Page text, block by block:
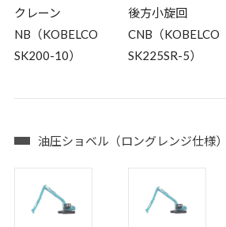
クレーン
NB（KOBELCO
SK200-10）
後方小旋回
CNB（KOBELCO
SK225SR-5）
油圧ショベル（ロングレンジ仕様）